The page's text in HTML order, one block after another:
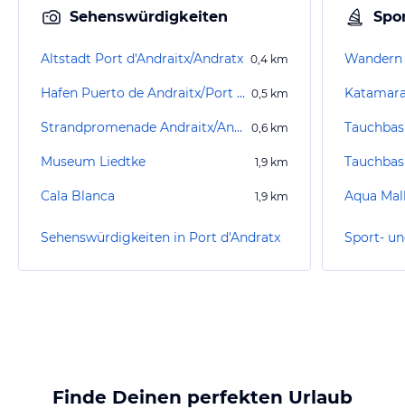
Sehenswürdigkeiten
Altstadt Port d'Andraitx/Andratx 0,4 km
Hafen Puerto de Andraitx/Port d'Andratx 0,5 km
Strandpromenade Andraitx/Andratx 0,6 km
Museum Liedtke 1,9 km
Cala Blanca 1,9 km
Sehenswürdigkeiten in Port d'Andratx
Aqua
Finde Deinen perfekten Urlaub